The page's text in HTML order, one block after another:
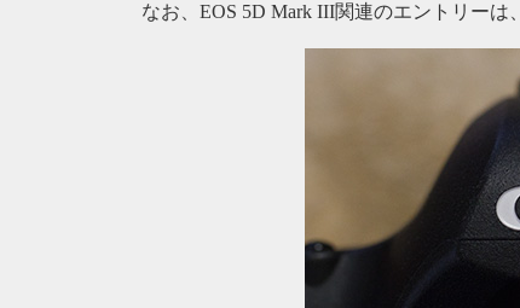
なお、EOS 5D Mark III関連のエントリーは、